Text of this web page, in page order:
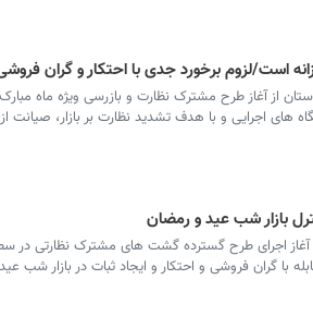
است/لزوم برخورد جدی با احتکار و گران
دستگاه های اجرایی و با هدف تشدید نظارت بر بازار،
بازار شب عید و رمضان
گران فروشی و احتکار و ایجاد ثبات در بازار شب